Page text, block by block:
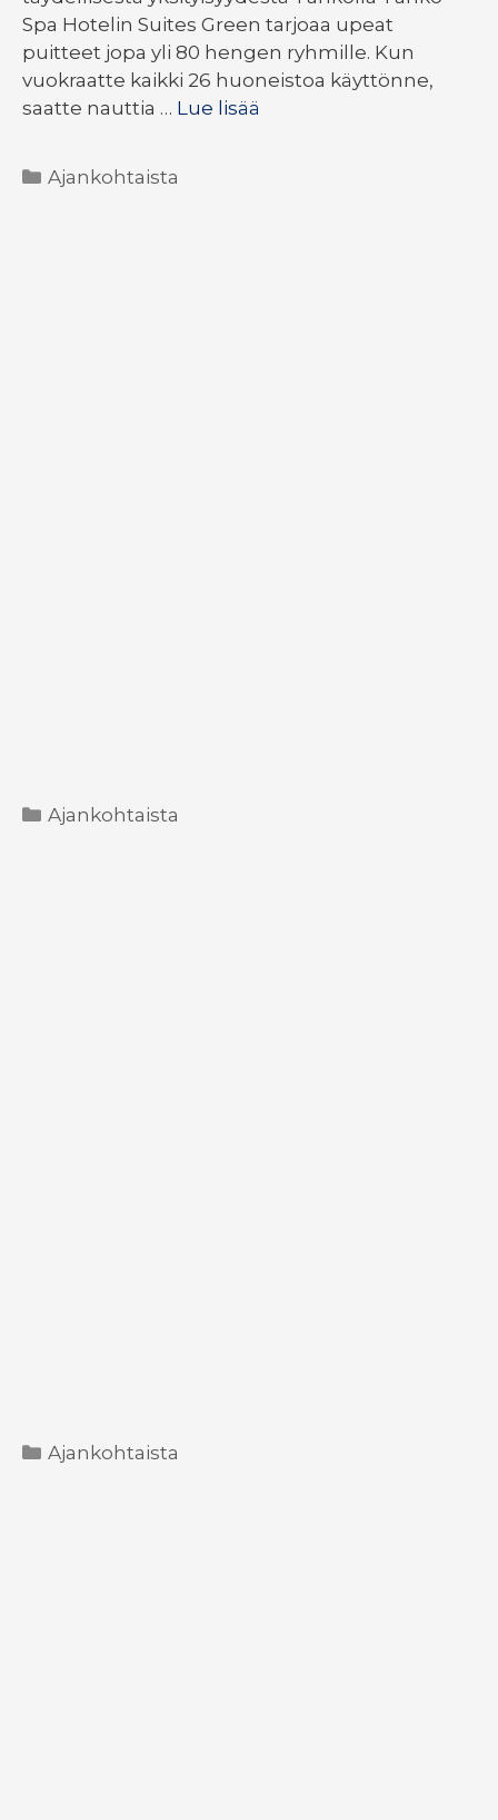
Spa Hotelin Suites Green tarjoaa upeat
puitteet jopa yli 80 hengen ryhmille. Kun
vuokraatte kaikki 26 huoneistoa käyttönne,
saatte nauttia … Lue lisää
Kategoriat
Ajankohtaista
Kategoriat
Ajankohtaista
Kategoriat
Ajankohtaista